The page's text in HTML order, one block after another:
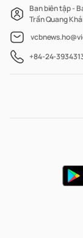
Ban biên tập -
Trần Quang
+84-24-